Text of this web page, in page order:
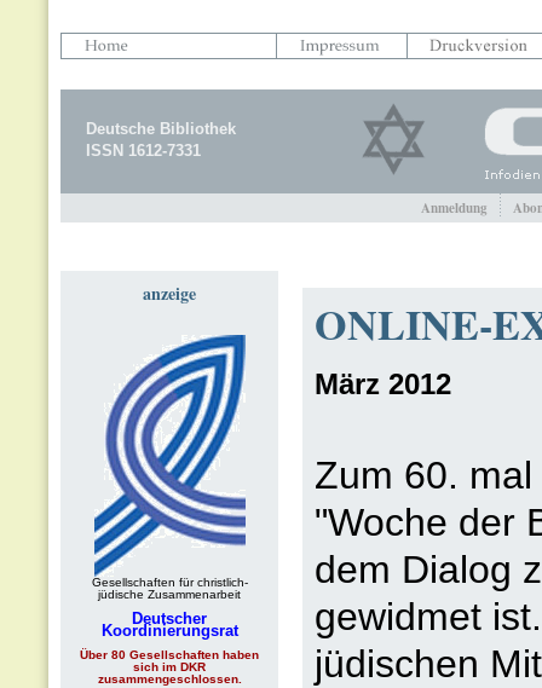
Deutsche Bibliothek
ISSN 1612-7331
Anmeldung
anzeige
Gesellschaften für christlich-
jüdische Zusammenarbeit
Deutscher
Koordinierungsrat
Über 80 Gesellschaften haben
sich im DKR
zusammengeschlossen.
ONLINE-
März 2012
Zum 60.
"Woche der
dem Dialog
gewidmet
jüdischen